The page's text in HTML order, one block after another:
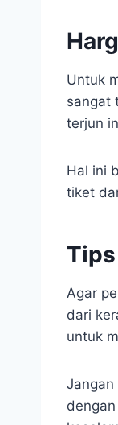
Untuk
sangat
terjun
Hal ini
tiket
Agar
dari
untuk